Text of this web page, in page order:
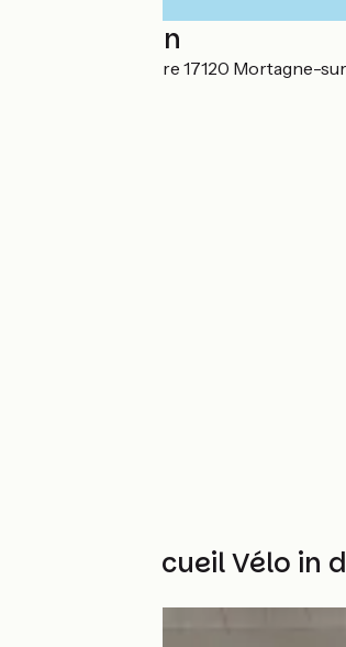
Localisation
36 Quai de l'Estuaire 17120 Mortagne-
Weitere Accueil Vélo in